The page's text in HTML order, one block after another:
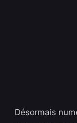
Désormais